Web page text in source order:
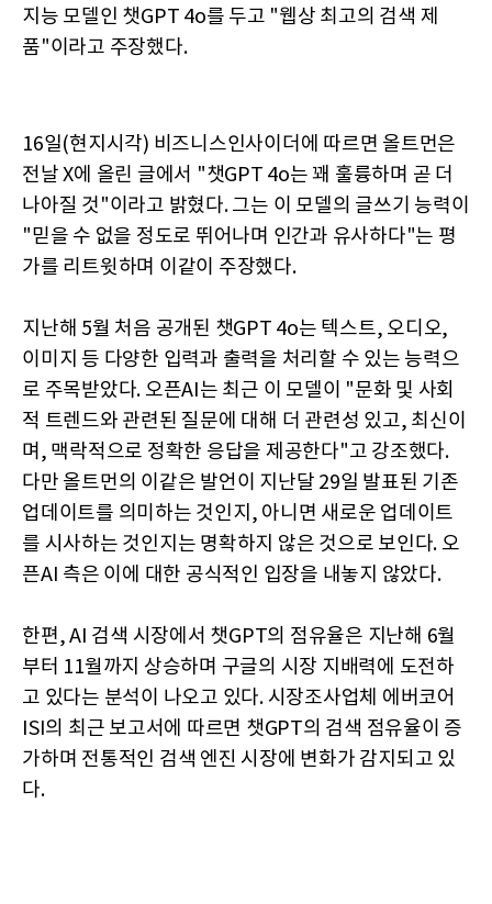
지능 모델인 챗GPT 4o를 두고 "웹상 최고의 검색 제
품"이라고 주장했다.
16일(현지시각) 비즈니스인사이더에 따르면 올트먼은
전날 X에 올린 글에서 "챗GPT 4o는 꽤 훌륭하며 곧 더
나아질 것"이라고 밝혔다. 그는 이 모델의 글쓰기 능력이
"믿을 수 없을 정도로 뛰어나며 인간과 유사하다"는 평
가를 리트윗하며 이같이 주장했다.
지난해 5월 처음 공개된 챗GPT 4o는 텍스트, 오디오,
이미지 등 다양한 입력과 출력을 처리할 수 있는 능력으
로 주목받았다. 오픈AI는 최근 이 모델이 "문화 및 사회
적 트렌드와 관련된 질문에 대해 더 관련성 있고, 최신이
며, 맥락적으로 정확한 응답을 제공한다"고 강조했다.
다만 올트먼의 이같은 발언이 지난달 29일 발표된 기존
업데이트를 의미하는 것인지, 아니면 새로운 업데이트
를 시사하는 것인지는 명확하지 않은 것으로 보인다. 오
픈AI 측은 이에 대한 공식적인 입장을 내놓지 않았다.
한편, AI 검색 시장에서 챗GPT의 점유율은 지난해 6월
부터 11월까지 상승하며 구글의 시장 지배력에 도전하
고 있다는 분석이 나오고 있다. 시장조사업체 에버코어
ISI의 최근 보고서에 따르면 챗GPT의 검색 점유율이 증
가하며 전통적인 검색 엔진 시장에 변화가 감지되고 있
다.